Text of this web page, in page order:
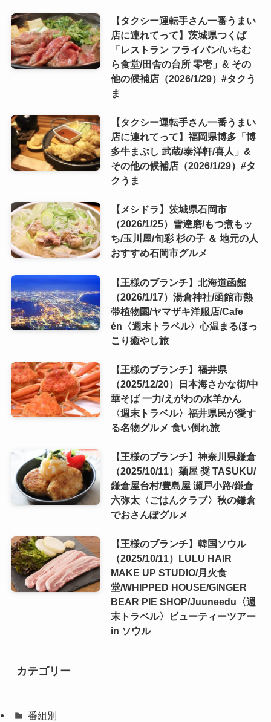
【タクシー運転手さん一番うまい
店に連れてって】茨城県つくば
「レストラン フライパン/いちむ
ら食堂/田舎の台所 零壱」& その
他の候補店（2026/1/29）#タクう
ま
【タクシー運転手さん一番うまい
店に連れてって】福岡県博多「博
多牛まぶし 武蔵/泰洋軒/喜人」&
その他の候補店（2026/1/29）#タ
クうま
【メシドラ】茨城県石岡市
（2026/1/25）雪達磨/もつ煮もッ
ち/玉川屋/旬彩 杉の子 ＆ 地元の人
おすすめ石岡市グルメ
【王様のブランチ】北海道函館
（2026/1/17）湯倉神社/函館市熱
帯植物園/ヤマザキ洋服店/Cafe
én〈週末トラベル〉心温まるほっ
こり癒やし旅
【王様のブランチ】福井県
（2025/12/20）日本海さかな街/中
華そば 一力/えがわの水羊かん
〈週末トラベル〉福井県民が愛す
る名物グルメ 食い倒れ旅
【王様のブランチ】神奈川県鎌倉
（2025/10/11）麺屋 奨 TASUKU/
鎌倉屋台村/豊島屋 瀬戸小路/鎌倉
六弥太〈ごはんクラブ〉秋の鎌倉
でおさんぽグルメ
【王様のブランチ】韓国ソウル
（2025/10/11）LULU HAIR
MAKE UP STUDIO/月火食
堂/WHIPPED HOUSE/GINGER
BEAR PIE SHOP/Juuneedu〈週
末トラベル〉ビューティーツアー
in ソウル
カテゴリー
番組別